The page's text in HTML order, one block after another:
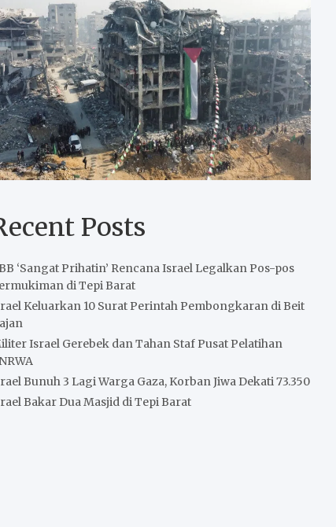
Posts
‘Sangat Prihatin’ Rencana Israel Legalkan Pos-pos
di Tepi Barat
Keluarkan 10 Surat Perintah Pembongkaran di Beit
Israel Gerebek dan Tahan Staf Pusat Pelatihan
Bunuh 3 Lagi Warga Gaza, Korban Jiwa Dekati 73.350
Bakar Dua Masjid di Tepi Barat